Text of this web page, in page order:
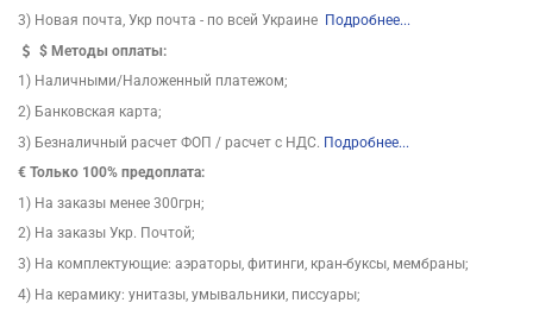
3) Новая почта, Укр почта - по всей Украине Подробнее...
$Методы оплаты:
1) Наличными/Наложенный платежом;
2) Банковская карта;
3) Безналичный расчет ФОП / расчет с НДС. Подробнее...
€ Только 100% предоплата:
1) На заказы менее 300грн;
2) На заказы Укр. Почтой;
3) На комплектующие: аэраторы, фитинги, кран-буксы, мембраны;
4) На керамику: унитазы, умывальники, писсуары;